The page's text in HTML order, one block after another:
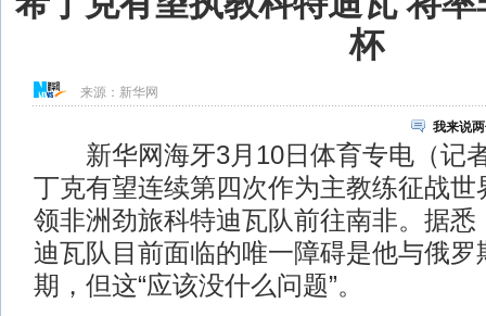
杯
来源： 新华网
我来说
新华网海牙3月10日体育专电（记
丁克有望连续第四次作为主教练征战世
领非洲劲旅科特迪瓦队前往南非。据悉
迪瓦队目前面临的唯一障碍是他与俄罗
期，但这“应该没什么问题”。